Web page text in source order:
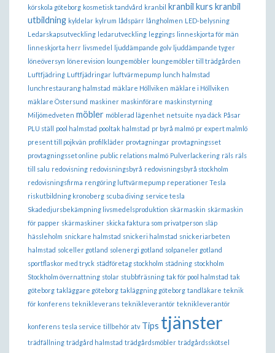
körskola göteborg kosmetisk tandvård kranbil kranbil kurs kranbil
utbildning kyldelar kylrum lådspärr långholmen LED-belysning
Ledarskapsutveckling ledarutveckling leggings linneskjorta för män
linneskjorta herr livsmedel ljuddämpande golv ljuddämpande tyger
löneöversyn lönerevision loungemöbler loungemöbler till trädgården
Luftfjädring Luftfjädringar luftvärmepump lunch halmstad
lunchrestaurang halmstad mäklare Höllviken mäklare i Höllviken
mäklare Östersund maskiner maskinförare maskinstyrning
Miljömedveten möbler möblerad lägenhet netsuite nya däck Påsar
PLU ställ pool halmstad pooltak halmstad pr byrå malmö pr expert malmlö
present till pojkvän profilkläder provtagningar provtagningsset
provtagningsset online public relations malmö Pulverlackering räls räls
till salu redovisning redovisningsbyrå redovisningsbyrå stockholm
redovisningsfirma rengöring luftvärmepump reperationer Tesla
riskutbildning kronoberg scuba diving service tesla
Skadedjursbekämpning livsmedelsproduktion skärmaskin skärmaskin
för papper skärmaskiner skicka faktura som privatperson släp
hässleholm snickare halmstad snickeri halmstad snickeriarbeten
halmstad solceller gotland solenergi gotland solpaneler gotland
sportflaskor med tryck städföretag stockholm städning stockholm
Stockholm övernattning stolar stubbfräsning tak för pool halmstad tak
göteborg takläggare göteborg takläggning göteborg tandläkare teknik
för konferens teknikleverans teknikleverantör teknikleverantör
konferens tesla service tillbehör atv Tips tjänster
trädfällning trädgård halmstad trädgårdsmöbler trädgårdsskötsel